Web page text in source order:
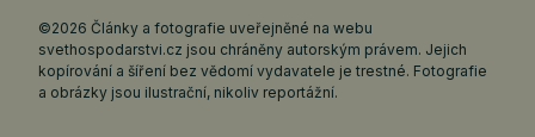
©2026 Články a fotografie uveřejněné na webu
svethospodarstvi.cz jsou chráněny autorským právem. Jejich
kopírování a šíření bez vědomí vydavatele je trestné. Fotografie
a obrázky jsou ilustrační, nikoliv reportážní.